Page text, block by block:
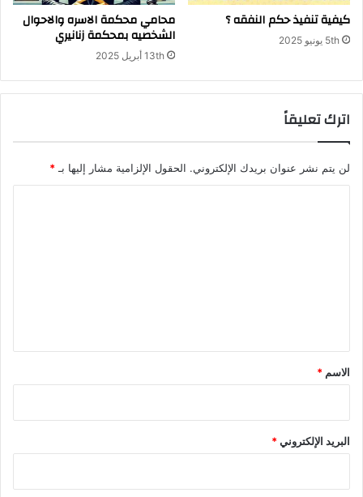
كيفية تنفيذ حكم النفقه ؟
5th يونيو 2025
محامي محكمة الاسره والاحوال
الشخصيه بمحكمة زنانيري
13th أبريل 2025
اترك تعليقاً
لن يتم نشر عنوان بريدك الإلكتروني. الحقول الإلزامية مشار إليها بـ *
*
الاسم *
البريد الإلكتروني*